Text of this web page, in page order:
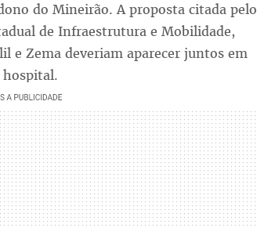
do Mineirão. A proposta citada pelo
de Infraestrutura e Mobilidade,
e Zema deveriam aparecer juntos em
hospital.